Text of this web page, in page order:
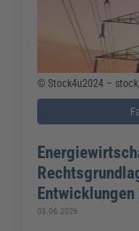
© Stock4u2024 –
03.06.2026